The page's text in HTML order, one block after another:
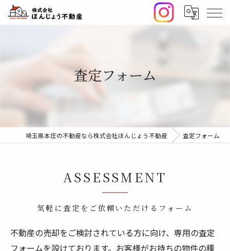
査定フォーム
埼玉県本庄の不動産なら株式会社ほんじょう不動産 査定フォーム
気軽に査定をご依頼いただけるフォーム
ASSESSMENT
不動産の売却をご検討されている方に向け、専用の査定
フォームを設けております。お客様がお持ちの物件の種